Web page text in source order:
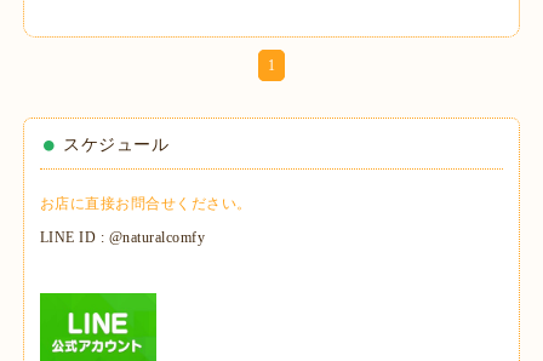
1
スケジュール
お店に直接お問合せください。
LINE ID : @naturalcomfy